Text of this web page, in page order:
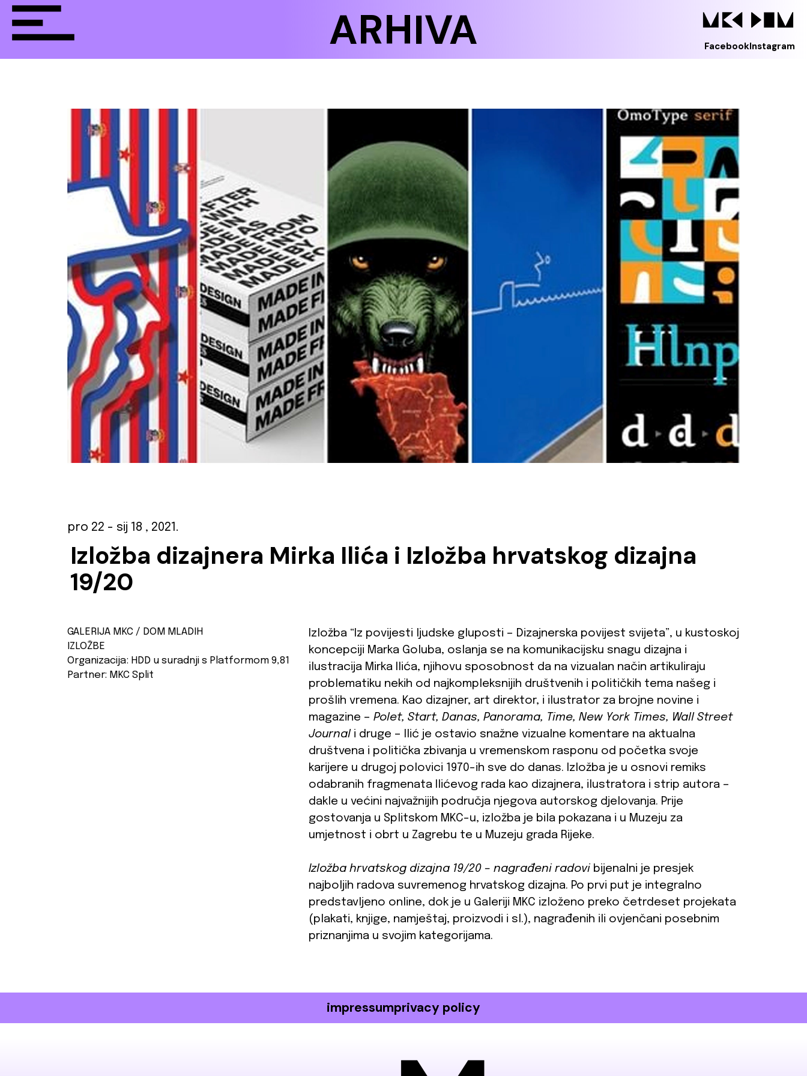
FacebookInstagram
ARHIVA
pro 22 - sij 18 , 2021.
Izložba dizajnera Mirka Ilića i Izložba hrvatskog dizajna
19/20
GALERIJA MKC / DOM MLADIH
IZLOŽBE
Organizacija: HDD u suradnji s Platformom 9,81
Partner: MKC Split
Izložba “Iz povijesti ljudske gluposti – Dizajnerska povijest svijeta”, u kustoskoj
koncepciji Marka Goluba, oslanja se na komunikacijsku snagu dizajna i
ilustracija Mirka Ilića, njihovu sposobnost da na vizualan način artikuliraju
problematiku nekih od najkompleksnijih društvenih i političkih tema našeg i
prošlih vremena. Kao dizajner, art direktor, i ilustrator za brojne novine i
magazine – Polet, Start, Danas, Panorama, Time, New York Times, Wall Street
Journal i druge – Ilić je ostavio snažne vizualne komentare na aktualna
društvena i politička zbivanja u vremenskom rasponu od početka svoje
karijere u drugoj polovici 1970-ih sve do danas. Izložba je u osnovi remiks
odabranih fragmenata Ilićevog rada kao dizajnera, ilustratora i strip autora –
dakle u većini najvažnijih područja njegova autorskog djelovanja. Prije
gostovanja u Splitskom MKC-u, izložba je bila pokazana i u Muzeju za
umjetnost i obrt u Zagrebu te u Muzeju grada Rijeke.
Izložba hrvatskog dizajna 19/20 – nagrađeni radovi bijenalni je presjek
najboljih radova suvremenog hrvatskog dizajna. Po prvi put je integralno
predstavljeno online, dok je u Galeriji MKC izloženo preko četrdeset projekata
(plakati, knjige, namještaj, proizvodi i sl.), nagrađenih ili ovjenčani posebnim
priznanjima u svojim kategorijama.
impressumprivacy policy